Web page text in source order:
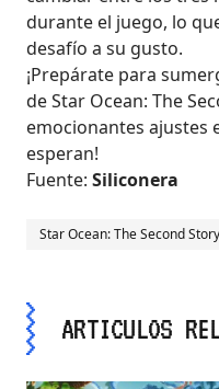
durante el juego, lo
desafío a su gusto.
¡Prepárate para
de Star Ocean: The
emocionantes ajustes
esperan!
Fuente: Siliconera
Star Ocean: The Second Story
ARTICULOS